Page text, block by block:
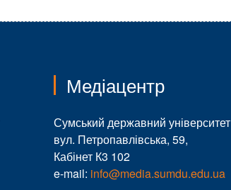
Медіацентр
Сумський державний університет
вул. Петропавлівська, 59,
Кабінет К3 102
e-mail: info@media.sumdu.edu.ua